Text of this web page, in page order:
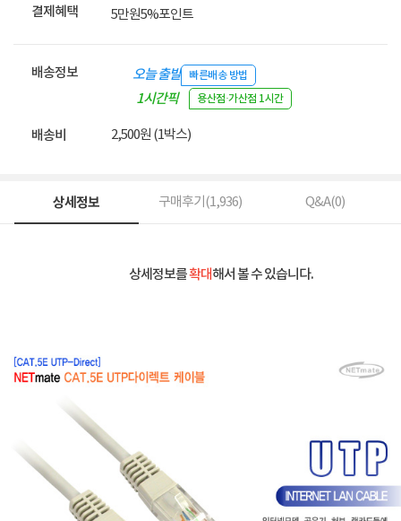
결제혜택 5만원5%포인트
배송정보 오늘 출발 빠른배송 방법
1시간픽
용산점·가산점 1시간
배송비 2,500원 (1박스)
상세정보 구매후기(1,936) Q&A(0)
상세정보를확대해서 볼 수 있습니다.